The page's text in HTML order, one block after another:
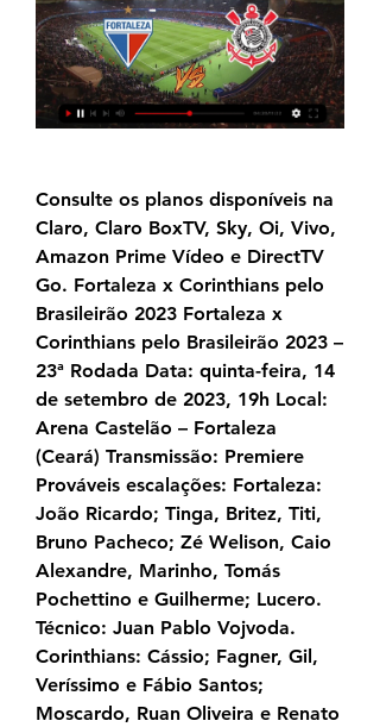
Consulte os planos disponíveis na
Claro, Claro BoxTV, Sky, Oi, Vivo,
Amazon Prime Vídeo e DirectTV
Go. Fortaleza x Corinthians pelo
Brasileirão 2023 Fortaleza x
Corinthians pelo Brasileirão 2023 –
23ª Rodada Data: quinta-feira, 14
de setembro de 2023, 19h Local:
Arena Castelão – Fortaleza
(Ceará) Transmissão: Premiere
Prováveis escalações: Fortaleza:
João Ricardo; Tinga, Britez, Titi,
Bruno Pacheco; Zé Welison, Caio
Alexandre, Marinho, Tomás
Pochettino e Guilherme; Lucero.
Técnico: Juan Pablo Vojvoda.
Corinthians: Cássio; Fagner, Gil,
Veríssimo e Fábio Santos;
Moscardo, Ruan Oliveira e Renato